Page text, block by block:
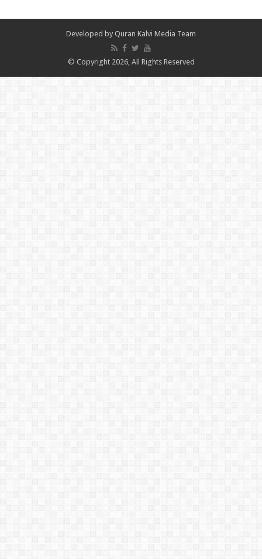
Developed by Quran Kalvi Media Team
© Copyright 2026, All Rights Reserved